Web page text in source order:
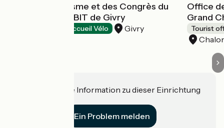
Office de Tourisme et des Congrès du
Grand Chalon - BIT de Givry
Accueil Vélo Givry
Office
Grand
Tourist
Haben Sie eine Information zu dieser Einrichtung
Ein Problem melden